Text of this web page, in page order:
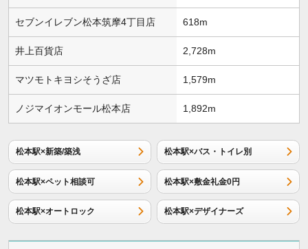
セブンイレブン松本筑摩4丁目店 618m
井上百貨店 2,728m
マツモトキヨシそうざ店 1,579m
ノジマイオンモール松本店 1,892m
松本駅×新築/築浅 松本駅×バス・トイレ別
松本駅×ペット相談可 松本駅×敷金礼金0円
松本駅×オートロック 松本駅×デザイナーズ